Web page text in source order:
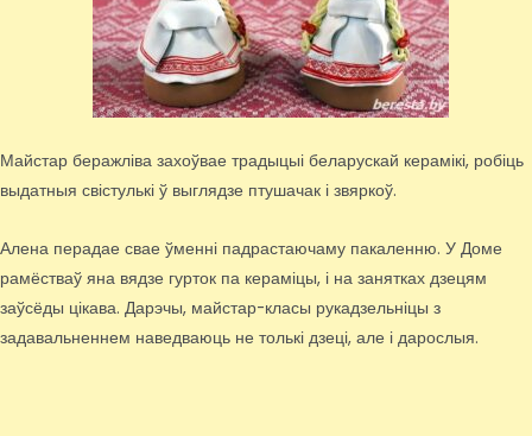
Майстар беражліва захоўвае традыцыі беларускай керамікі, робіць
выдатныя свістулькі ў выглядзе птушачак і звяркоў.
Алена перадае свае ўменні падрастаючаму пакаленню. У Доме
рамёстваў яна вядзе гурток па кераміцы, і на занятках дзецям
заўсёды цікава. Дарэчы, майстар-класы рукадзельніцы з
задавальненнем наведваюць не толькі дзеці, але і дарослыя.